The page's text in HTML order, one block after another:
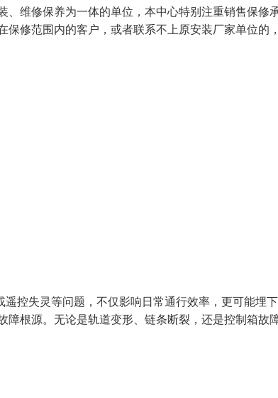
维修保养为一体的单位，本中心特别注重销售保修
修范围内的客户，或者联系不上原安装厂家单位的
控失灵等问题，不仅影响日常通行效率，更可能埋
根源。无论是轨道变形、链条断裂，还是控制箱故